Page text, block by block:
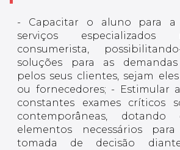
- Capacitar o aluno para a
serviços
consumerista,
soluções para as demandas
pelos seus clientes, sejam
ou fornecedores; - Estimular
constantes exames críticos
contemporâneas,
elementos necessários
tomada de decisão